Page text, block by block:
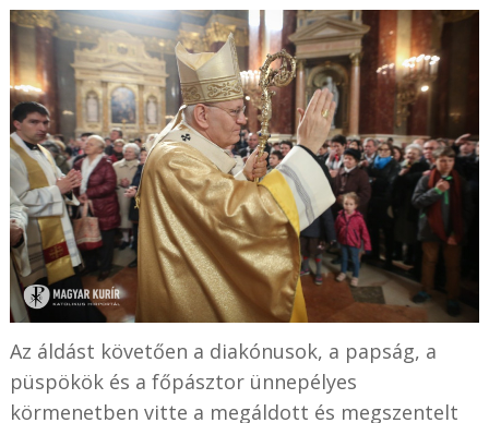
Az áldást követően a diakónusok, a papság, a
püspökök és a főpásztor ünnepélyes
körmenetben vitte a megáldott és megszentelt